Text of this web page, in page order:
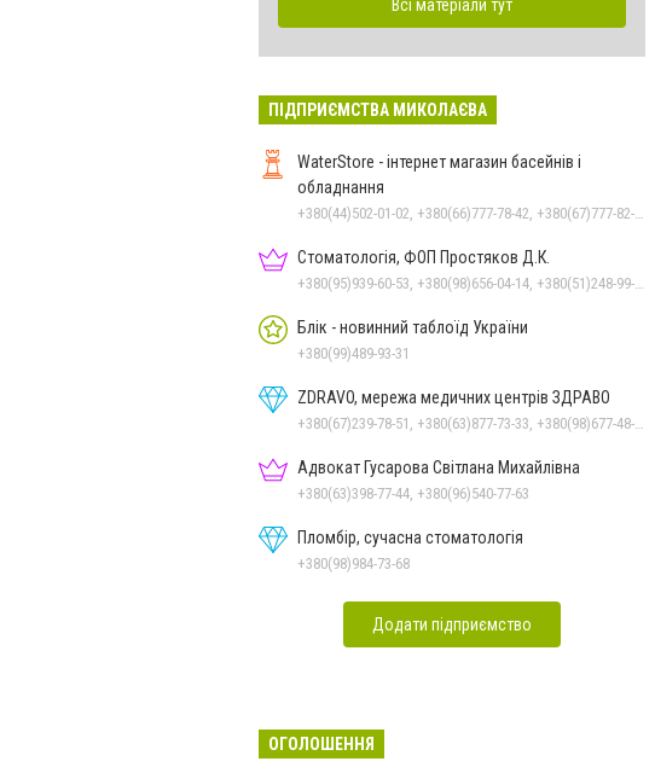
Всі матеріали тут
ПІДПРИЄМСТВА МИКОЛАЄВА
WaterStore - інтернет магазин басейнів і
обладнання
Стоматологія, ФОП Простяков Д.К.
Блік - новинний таблоїд України
+380(99)489-93-31
ZDRAVO, мережа медичних центрів ЗДРАВО
Адвокат Гусарова Світлана Михайлівна
+380(63)398-77-44, +380(96)540-77-63
Пломбір, сучасна стоматологія
+380(98)984-73-68
Додати підприємство
ОГОЛОШЕННЯ